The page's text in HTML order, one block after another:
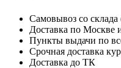
Самовывоз со
Доставка по
Пункты выдачи по
Срочная доставка
Доставка до ТК